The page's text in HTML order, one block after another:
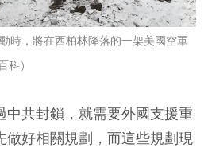
時，將在西柏林降落的一架美國空軍
科）
中共封鎖，就需要外國支援重
做好相關規劃，而這些規劃現